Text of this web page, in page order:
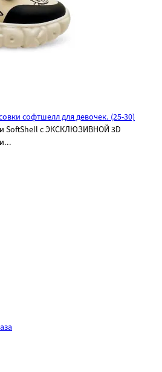
софтшелл для девочек. (25-30)
SoftShell с ЭКСКЛЮЗИВНОЙ 3D